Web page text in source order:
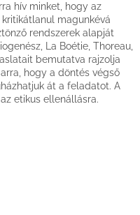
hív minket, hogy az
magunkévá
rendszerek alapját
La Boétie, Thoreau,
bemutatva rajzolja
hogy a döntés végső
át a feladatot. A
etikus ellenállásra.